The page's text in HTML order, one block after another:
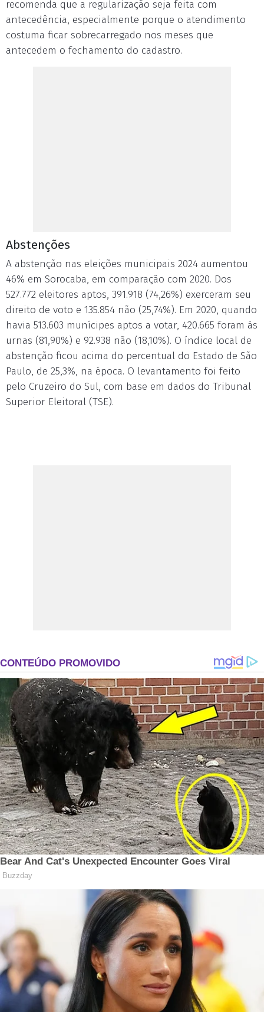
recomenda que a regularização seja feita com
antecedência, especialmente porque o atendimento
costuma ficar sobrecarregado nos meses que
antecedem o fechamento do cadastro.
Abstenções
A abstenção nas eleições municipais 2024 aumentou
46% em Sorocaba, em comparação com 2020. Dos
527.772 eleitores aptos, 391.918 (74,26%) exerceram seu
direito de voto e 135.854 não (25,74%). Em 2020, quando
havia 513.603 munícipes aptos a votar, 420.665 foram às
urnas (81,90%) e 92.938 não (18,10%). O índice local de
abstenção ficou acima do percentual do Estado de São
Paulo, de 25,3%, na época. O levantamento foi feito
pelo Cruzeiro do Sul, com base em dados do Tribunal
Superior Eleitoral (TSE).